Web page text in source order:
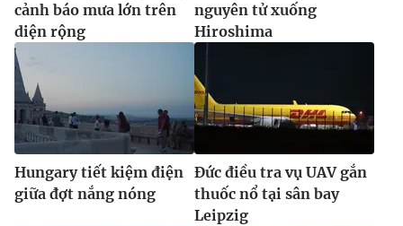
cảnh báo mưa lớn trên
diện rộng
nguyên tử xuống
Hiroshima
Hungary tiết kiệm điện
giữa đợt nắng nóng
Đức điều tra vụ UAV gắn
thuốc nổ tại sân bay
Leipzig